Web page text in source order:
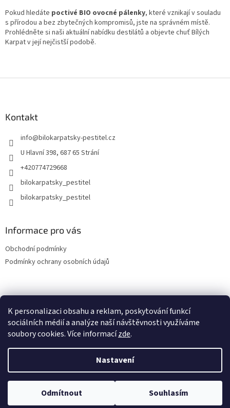
K personalizaci obsahu a reklam, poskytování funkcí
sociálních médií a analýze naší návštěvnosti využíváme
soubory cookies. Více informacízde.
Nastavení
Odmítnout Souhlasím
Pokud hledáte poctivé BIO ovocné pálenky, které vznikají v souladu
s přírodou a bez zbytečných kompromisů, jste na správném místě.
Prohlédněte si naši aktuální nabídku destilátů a objevte chuť Bílých
Karpat v její nejčistší podobě.
Kontakt
info@bilokarpatsky-pestitel.cz
U Hlavní 398, 687 65 Strání
+420774729668
bilokarpatsky_pestitel
Informace pro vás
Obchodní podmínky
Podmínky ochrany osobních údajů
Copyright 2026bilokarpatsky-pestitel.cz. Všechna práva
vyhrazena.
Upravit nastavení cookies